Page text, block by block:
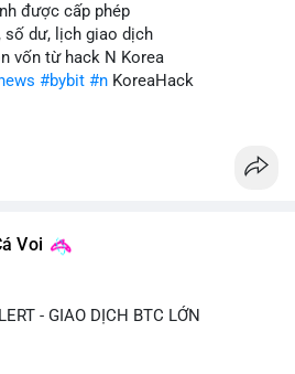
được cấp phép
số dư, lịch giao dịch
vốn từ hack N Korea
#bybit #n KoreaHack
Voi
- GIAO DỊCH BTC LỚN